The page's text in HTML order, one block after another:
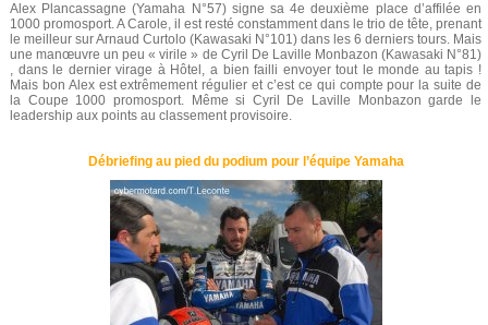
Alex Plancassagne (Yamaha N°57) signe sa 4e deuxième place d’affilée en
1000 promosport. A Carole, il est resté constamment dans le trio de tête, prenant
le meilleur sur Arnaud Curtolo (Kawasaki N°101) dans les 6 derniers tours. Mais
une manœuvre un peu « virile » de Cyril De Laville Monbazon (Kawasaki N°81)
, dans le dernier virage à Hôtel, a bien failli envoyer tout le monde au tapis !
Mais bon Alex est extrêmement régulier et c’est ce qui compte pour la suite de
la Coupe 1000 promosport. Même si Cyril De Laville Monbazon garde le
leadership aux points au classement provisoire.
Débriefing au pied du podium pour l’équipe Yamaha